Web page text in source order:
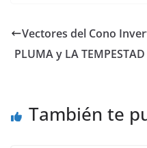
e
b
k
er l s
A
Vectores del Cono
PLUMA y LA
También te